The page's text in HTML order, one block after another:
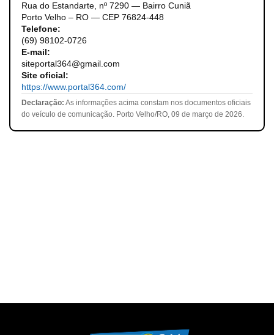
Rua do Estandarte, nº 7290 — Bairro Cuniã
Porto Velho – RO — CEP 76824-448
Telefone:
(69) 98102-0726
E-mail:
siteportal364@gmail.com
Site oficial:
https://www.portal364.com/
Declaração: As informações acima constam nos documentos oficiais
do veículo de comunicação. Porto Velho/RO, 09 de março de 2026.